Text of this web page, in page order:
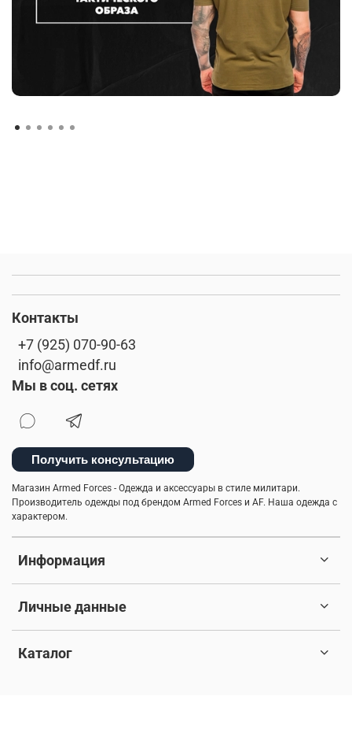
Информация
Личные данные
Каталог
Контакты
+7 (925) 070-90-63
info@armedf.ru
Мы в соц. сетях
Получить консультацию
Магазин Armed Forces - Одежда и аксессуары в стиле милитари.
Производитель одежды под брендом Armed Forces и AF. Наша одежда с
характером.